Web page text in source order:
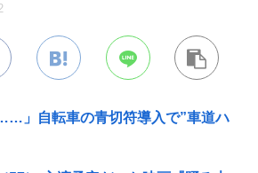
」自転車の青切符導入で”車道ハ